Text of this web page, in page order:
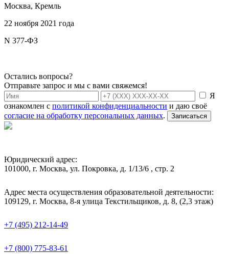
Москва, Кремль
22 ноября 2021 года
N 377-ФЗ
Остались вопросы?
Отправьте запрос и мы с вами свяжемся!
Я
ознакомлен с политикой конфиденциальности и даю своё
согласие на обработку персональных данных. Записаться
Юридический адрес:
101000, г. Москва, ул. Покровка, д. 1/13/6 , стр. 2
Адрес места осуществления образовательной деятельности:
109129, г. Москва, 8-я улица Текстильщиков, д. 8, (2,3 этаж)
+7 (495) 212-14-49
+7 (800) 775-83-61